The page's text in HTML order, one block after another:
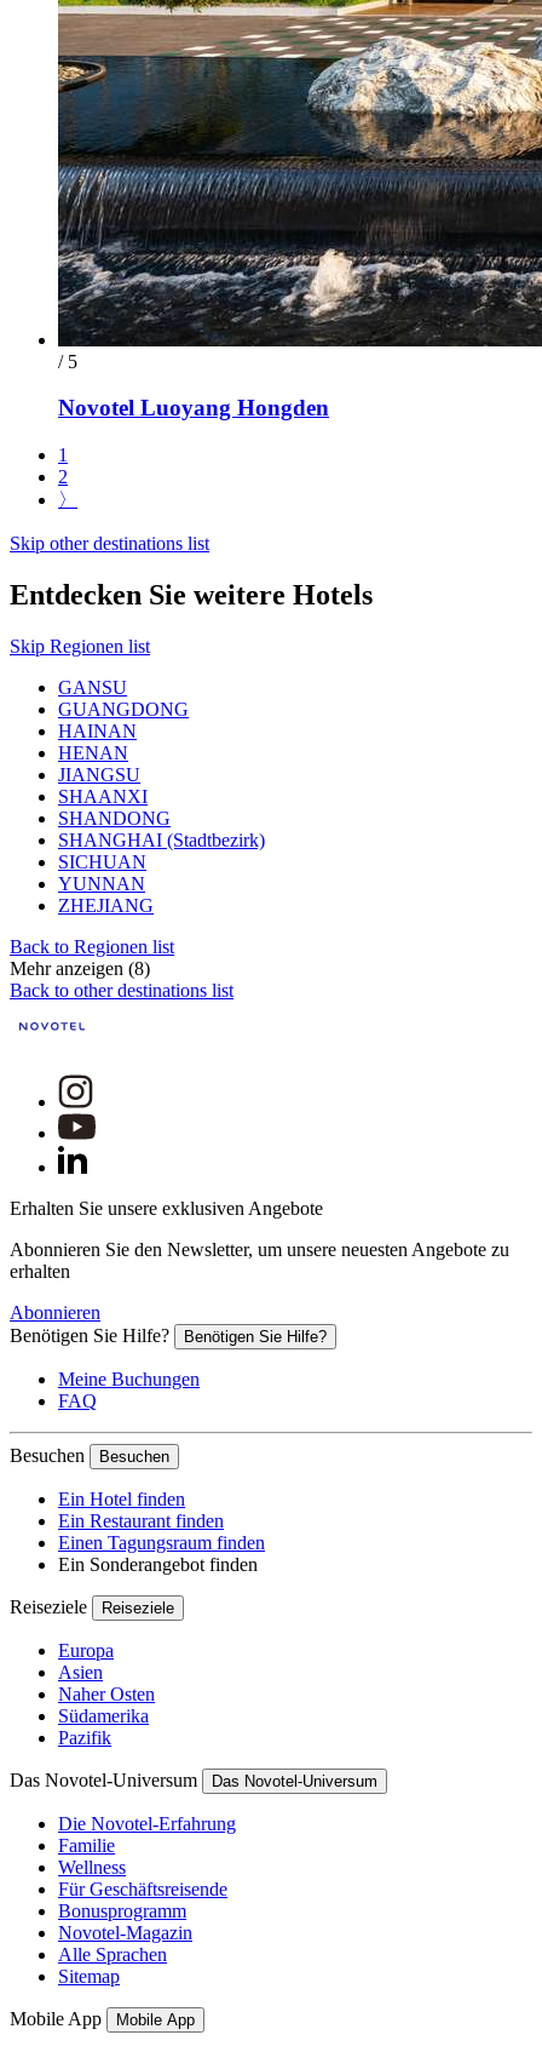
/ 5
Novotel Luoyang Hongden
1
2
〉
Skip other destinations list
Entdecken Sie weitere Hotels
Skip Regionen list
GANSU
GUANGDONG
HAINAN
HENAN
JIANGSU
SHAANXI
SHANDONG
SHANGHAI (Stadtbezirk)
SICHUAN
YUNNAN
ZHEJIANG
Back to Regionen list
Mehr anzeigen (8)
Back to other destinations list
Erhalten Sie unsere exklusiven Angebote
Abonnieren Sie den Newsletter, um unsere neuesten Angebote zu
erhalten
Abonnieren
Benötigen Sie Hilfe?
Benötigen Sie Hilfe?
Meine Buchungen
FAQ
Besuchen Besuchen
Ein Hotel finden
Ein Restaurant finden
Einen Tagungsraum finden
Ein Sonderangebot finden
Reiseziele Reiseziele
Europa
Asien
Naher Osten
Südamerika
Pazifik
Das Novotel-Universum Das Novotel-Universum
Die Novotel-Erfahrung
Familie
Wellness
Für Geschäftsreisende
Bonusprogramm
Novotel-Magazin
Alle Sprachen
Sitemap
Mobile App Mobile App